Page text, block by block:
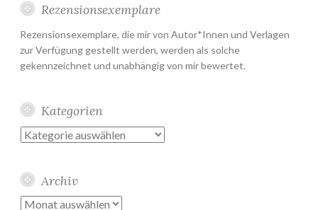
Rezensionsexemplare
Rezensionsexemplare, die mir von Autor*Innen und Verlagen
zur Verfügung gestellt werden, werden als solche
gekennzeichnet und unabhängig von mir bewertet.
Kategorien
Kategorien
Archiv
Archiv